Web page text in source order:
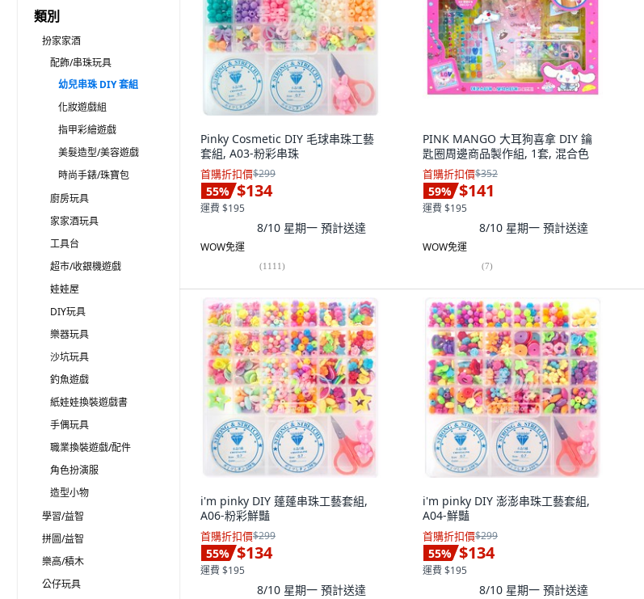
類別
扮家家酒
配飾/串珠玩具
幼兒串珠 DIY 套組
化妝遊戲組
指甲彩繪遊戲
美髮造型/美容遊戲
時尚手錶/珠寶包
廚房玩具
家家酒玩具
工具台
超市/收銀機遊戲
娃娃屋
DIY玩具
樂器玩具
沙坑玩具
釣魚遊戲
紙娃娃換裝遊戲書
手偶玩具
職業換裝遊戲/配件
角色扮演服
造型小物
學習/益智
拼圖/益智
樂高/積木
公仔玩具
Pinky Cosmetic DIY 毛球串珠工藝
套組, A03-粉彩串珠
首購折扣價$299
55% $134
運費 $195
8/10 星期一 預計送達
WOW免運
(1111)
PINK MANGO 大耳狗喜拿 DIY 鑰
匙圈周邊商品製作組, 1套, 混合色
首購折扣價$352
59% $141
運費 $195
8/10 星期一 預計送達
WOW免運
(7)
i'm pinky DIY 蓬蓬串珠工藝套組,
A06-粉彩鮮豔
首購折扣價$299
55% $134
運費 $195
8/10 星期一 預計送達
i'm pinky DIY 澎澎串珠工藝套組,
A04-鮮豔
首購折扣價$299
55% $134
運費 $195
8/10 星期一 預計送達